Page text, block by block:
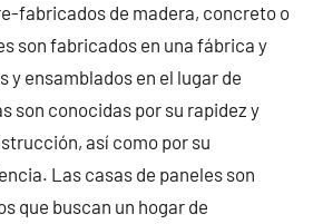
fabricados de madera, concreto o
son fabricados en una fábrica y
y ensamblados en el lugar de
son conocidas por su rapidez y
así como por su
Las casas de paneles son
que buscan un hogar de